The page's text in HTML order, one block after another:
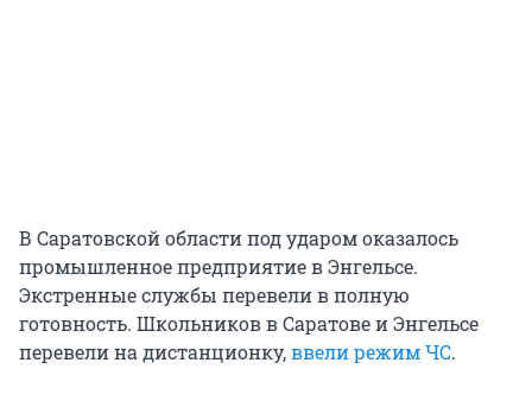
В Саратовской области под ударом оказалось
промышленное предприятие в Энгельсе.
Экстренные службы перевели в полную
готовность. Школьников в Саратове и Энгельсе
перевели на дистанционку,ввели режим ЧС.